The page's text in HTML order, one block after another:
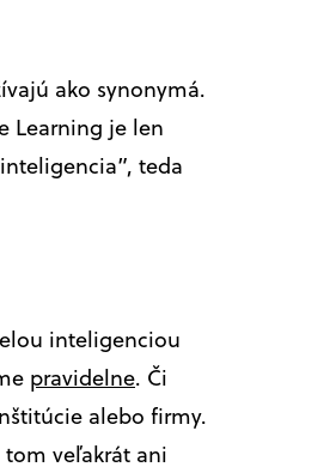
ako synonymá.
Learning je len
teda
inteligenciou
pravidelne. Či
alebo firmy.
tom veľakrát ani